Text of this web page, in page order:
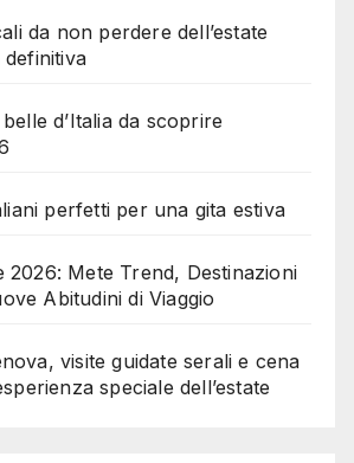
da non perdere dell’estate
definitiva
d’Italia da scoprire
perfetti per una gita estiva
2026: Mete Trend, Destinazioni
Abitudini di Viaggio
visite guidate serali e cena
speciale dell’estate